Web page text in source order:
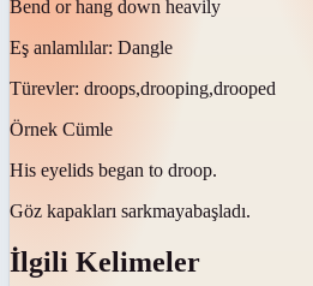
Bend or hang down heavily
Eş anlamlılar: Dangle
Türevler: droops,drooping,drooped
Örnek Cümle
His eyelids began to droop.
Göz kapakları sarkmayabaşladı.
İlgili Kelimeler